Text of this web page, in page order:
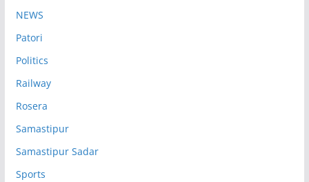
NEWS
Patori
Politics
Railway
Rosera
Samastipur
Samastipur Sadar
Sports